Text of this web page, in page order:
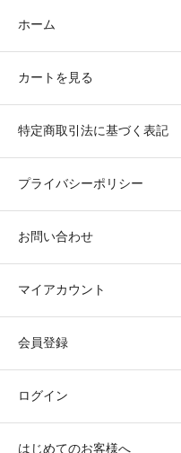
ホーム
カートを見る
特定商取引法に基づく表記
プライバシーポリシー
お問い合わせ
マイアカウント
会員登録
ログイン
はじめてのお客様へ